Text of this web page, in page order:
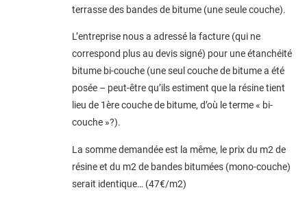
terrasse des bandes de bitume (une seule couche).
L’entreprise nous a adressé la facture (qui ne
correspond plus au devis signé) pour une étanchéité
bitume bi-couche (une seul couche de bitume a été
posée – peut-être qu’ils estiment que la résine tient
lieu de 1ère couche de bitume, d’où le terme « bi-
couche »?).
La somme demandée est la même, le prix du m2 de
résine et du m2 de bandes bitumées (mono-couche)
serait identique… (47€/m2)